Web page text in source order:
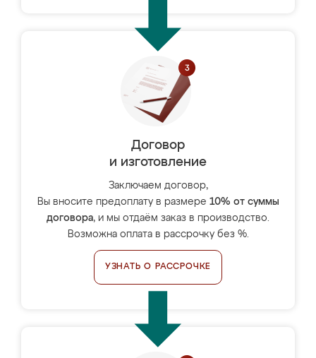
Договор
и изготовление
Заключаем договор,
Вы вносите предоплату в размере 10% от суммы
договора, и мы отдаём заказ в производство.
Возможна оплата в рассрочку без %.
УЗНАТЬ О РАССРОЧКЕ